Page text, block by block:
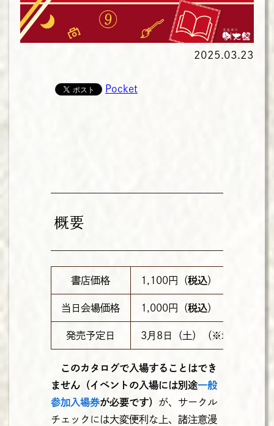
2025.03.23
Pocket
概要
書店価格 1,100円（税込）
当日会場価格 1,000円（税込）
発売予定日 3月8日（土）（※地域により
このカタログで入場することはでき
ません（イベントの入場には別途一般
参加入場券が必要です） が、サークル
チェックには大変便利な上、諸注意漫